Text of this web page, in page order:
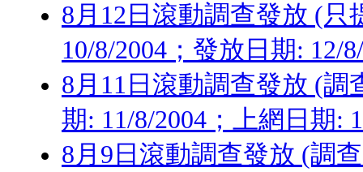
8月12日滾動調查發放 (只
10/8/2004；發放日期: 12/
8月11日滾動調查發放 (調
期: 11/8/2004；上網日期:
8月9日滾動調查發放 (調